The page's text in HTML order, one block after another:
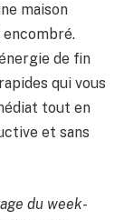
maison
de fin
qui vous
tout en
et sans
du week-